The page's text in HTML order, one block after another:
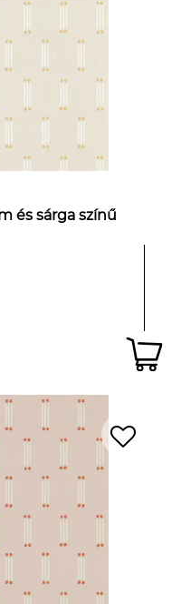
és sárga színű